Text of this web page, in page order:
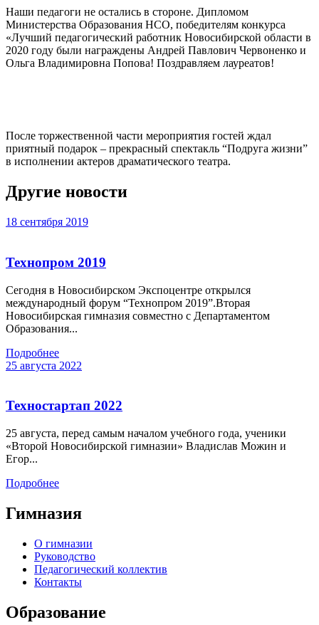
Наши педагоги не остались в стороне. Дипломом
Министерства Образования НСО, победителям конкурса
«Лучший педагогический работник Новосибирской области в
2020 году были награждены Андрей Павлович Червоненко и
Ольга Владимировна Попова! Поздравляем лауреатов!
После торжественной части мероприятия гостей ждал
приятный подарок – прекрасный спектакль “Подруга жизни”
в исполнении актеров драматического театра.
Другие новости
18 сентября 2019
Технопром 2019
Сегодня в Новосибирском Экспоцентре открылся
международный форум “Технопром 2019”.Вторая
Новосибирская гимназия совместно с Департаментом
Образования...
Подробнее
25 августа 2022
Техностартап 2022
25 августа, перед самым началом учебного года, ученики
«Второй Новосибирской гимназии» Владислав Можин и
Егор...
Подробнее
Гимназия
О гимназии
Руководство
Педагогический коллектив
Контакты
Образование